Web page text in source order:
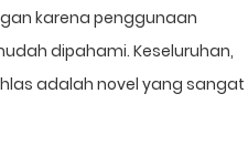
karena penggunaan
dipahami. Keseluruhan,
adalah novel yang sangat